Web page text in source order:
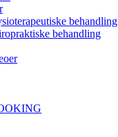
behandling
behandling